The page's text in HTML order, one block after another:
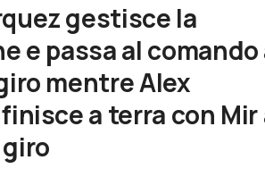
gestisce la
e passa al comando
mentre Alex
a terra con Mir